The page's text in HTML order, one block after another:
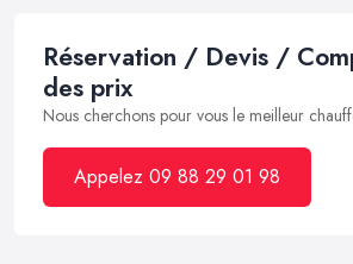
Réservation / Devis /
des prix
Nous cherchons pour vous le meilleur
Appelez 09 88 29 01 98